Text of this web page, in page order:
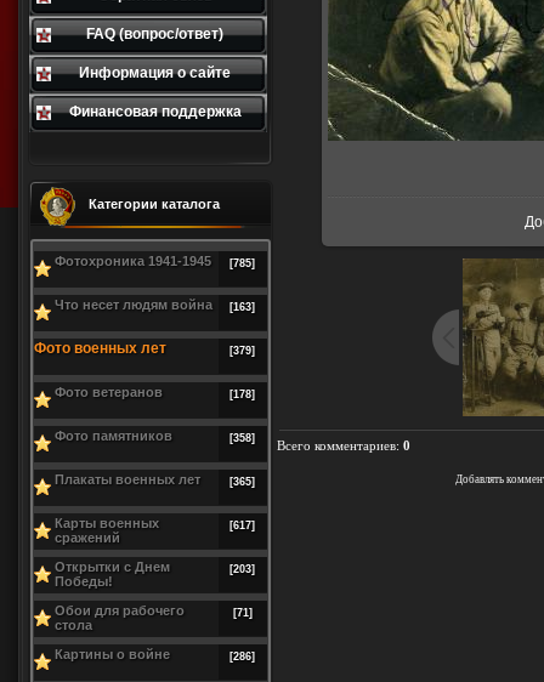
FAQ (вопрос/ответ)
Информация о сайте
Финансовая поддержка
Категории каталога
Фотохроника 1941-1945 [785]
Что несет людям война [163]
Фото военных лет [379]
Фото ветеранов [178]
Фото памятников [358]
Плакаты военных лет [365]
Карты военных
сражений
[617]
Открытки с Днем
Победы!
[203]
Обои для рабочего
стола
[71]
Картины о войне [286]
Всего комментариев: 0
Добавлять